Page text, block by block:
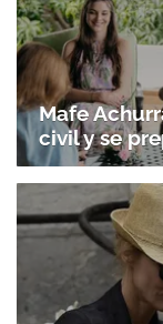
Mafe
civil y se